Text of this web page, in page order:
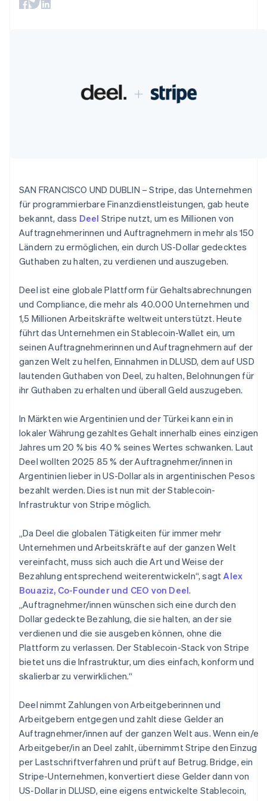
Betrugsprävention
SAN FRANCISCO UND DUBLIN – Stripe, das Unternehmen
für programmierbare Finanzdienstleistungen, gab heute
bekannt, dass Deel Stripe nutzt, um es Millionen von
Auftragnehmerinnen und Auftragnehmern in mehr als 150
Ländern zu ermöglichen, ein durch US-Dollar gedecktes
Guthaben zu halten, zu verdienen und auszugeben.
Deel ist eine globale Plattform für Gehaltsabrechnungen
und Compliance, die mehr als 40.000 Unternehmen und
1,5 Millionen Arbeitskräfte weltweit unterstützt. Heute
führt das Unternehmen ein Stablecoin-Wallet ein, um
seinen Auftragnehmerinnen und Auftragnehmern auf der
ganzen Welt zu helfen, Einnahmen in DLUSD, dem auf USD
lautenden Guthaben von Deel, zu halten, Belohnungen für
ihr Guthaben zu erhalten und überall Geld auszugeben.
In Märkten wie Argentinien und der Türkei kann ein in
lokaler Währung gezahltes Gehalt innerhalb eines einzigen
Jahres um 20 % bis 40 % seines Wertes schwanken. Laut
Deel wollten 2025 85 % der Auftragnehmer/innen in
Argentinien lieber in US-Dollar als in argentinischen Pesos
bezahlt werden. Dies ist nun mit der Stablecoin-
Infrastruktur von Stripe möglich.
„Da Deel die globalen Tätigkeiten für immer mehr
Unternehmen und Arbeitskräfte auf der ganzen Welt
vereinfacht, muss sich auch die Art und Weise der
Bezahlung entsprechend weiterentwickeln“, sagtAlex
Bouaziz, Co-Founder und CEO von Deel.
„Auftragnehmer/innen wünschen sich eine durch den
Dollar gedeckte Bezahlung, die sie halten, an der sie
verdienen und die sie ausgeben können, ohne die
Plattform zu verlassen. Der Stablecoin-Stack von Stripe
bietet uns die Infrastruktur, um dies einfach, konform und
skalierbar zu verwirklichen.“
Deel nimmt Zahlungen von Arbeitgeberinnen und
Arbeitgebern entgegen und zahlt diese Gelder an
Auftragnehmer/innen auf der ganzen Welt aus. Wenn ein/e
Arbeitgeber/in an Deel zahlt, übernimmt Stripe den Einzug
per Lastschriftverfahren und prüft auf Betrug. Bridge, ein
Stripe-Unternehmen, konvertiert diese Gelder dann von
US-Dollar in DLUSD, eine eigens entwickelte Stablecoin,
Australien
English
Belgien
NederlandsFrançais DeutschEnglish
Brasilien
Bulgarien
English
Dänemark
English
Deutschland
DeutschEnglish
Estland
English
Finnland
EnglishSvenska
Frankreich
Français English
Gibraltar
English
Griechenland
English
Indien
English
Irland
English
Japan
日本語English
Kanada
English Français
Kroatien
EnglishItaliano
Lettland
English